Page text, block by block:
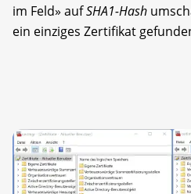
im Feld» aufSHA1-Hash
ein einziges Zertifikat